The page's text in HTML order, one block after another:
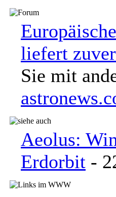
liefert
Sie mit
Aeolus:
Erdorbit -